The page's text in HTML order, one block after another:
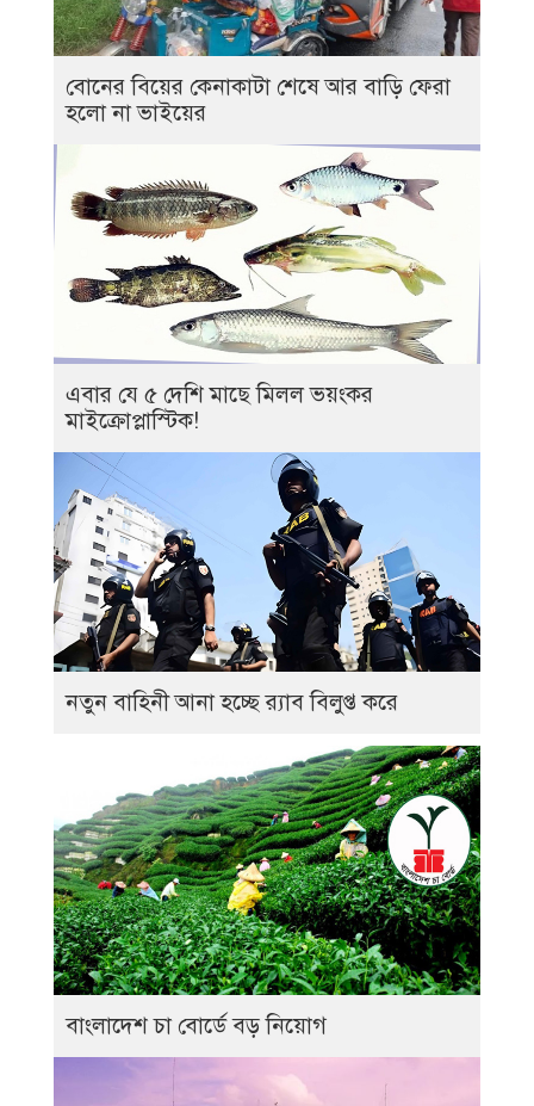
বোনের বিয়ের কেনাকাটা শেষে আর বাড়ি ফেরা
হলো না ভাইয়ের
এবার যে ৫ দেশি মাছে মিলল ভয়ংকর
মাইক্রোপ্লাস্টিক!
নতুন বাহিনী আনা হচ্ছে র‍্যাব বিলুপ্ত করে
বাংলাদেশ চা বোর্ডে বড় নিয়োগ